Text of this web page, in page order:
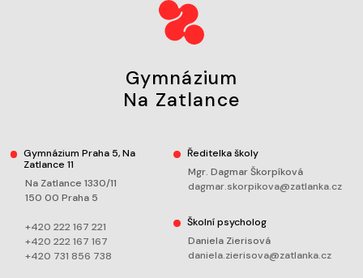
Gymnázium
Na Zatlance
Gymnázium Praha 5, Na
Zatlance 11
Na Zatlance 1330/11
150 00 Praha 5
+420 222 167 221
+420 222 167 167
+420 731 856 738
Ředitelka školy
Mgr. Dagmar Škorpíková
dagmar.skorpikova@zatlanka.cz
Školní psycholog
Daniela Zierisová
daniela.zierisova@zatlanka.cz